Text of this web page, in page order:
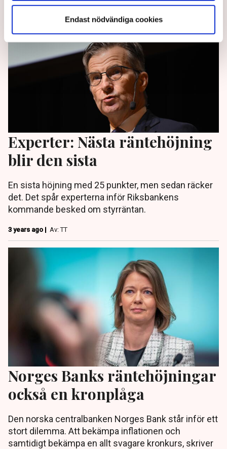
Endast nödvändiga cookies
Experter: Nästa räntehöjning
blir den sista
En sista höjning med 25 punkter, men sedan räcker
det. Det spår experterna inför Riksbankens
kommande besked om styrräntan.
3 years ago | Av: TT
Norges Banks räntehöjningar
också en kronplåga
Den norska centralbanken Norges Bank står inför ett
stort dilemma. Att bekämpa inflationen och
samtidigt bekämpa en allt svagare kronkurs, skriver